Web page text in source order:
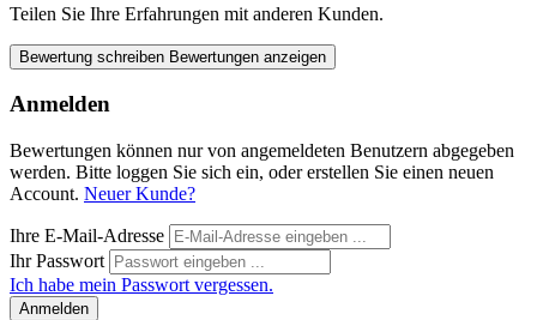
Teilen Sie Ihre Erfahrungen mit anderen Kunden.
Bewertung schreiben Bewertungen anzeigen
Anmelden
Bewertungen können nur von angemeldeten Benutzern abgegeben
werden. Bitte loggen Sie sich ein, oder erstellen Sie einen neuen
Account. Neuer Kunde?
Ihre E-Mail-Adresse
Ihr Passwort
Ich habe mein Passwort vergessen.
Anmelden